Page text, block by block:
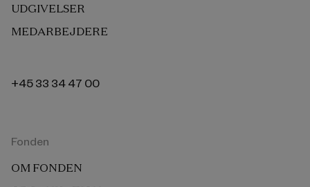
UDGIVELSER
MEDARBEJDERE
+45 33 34 47 00
Fonden
OM FONDEN